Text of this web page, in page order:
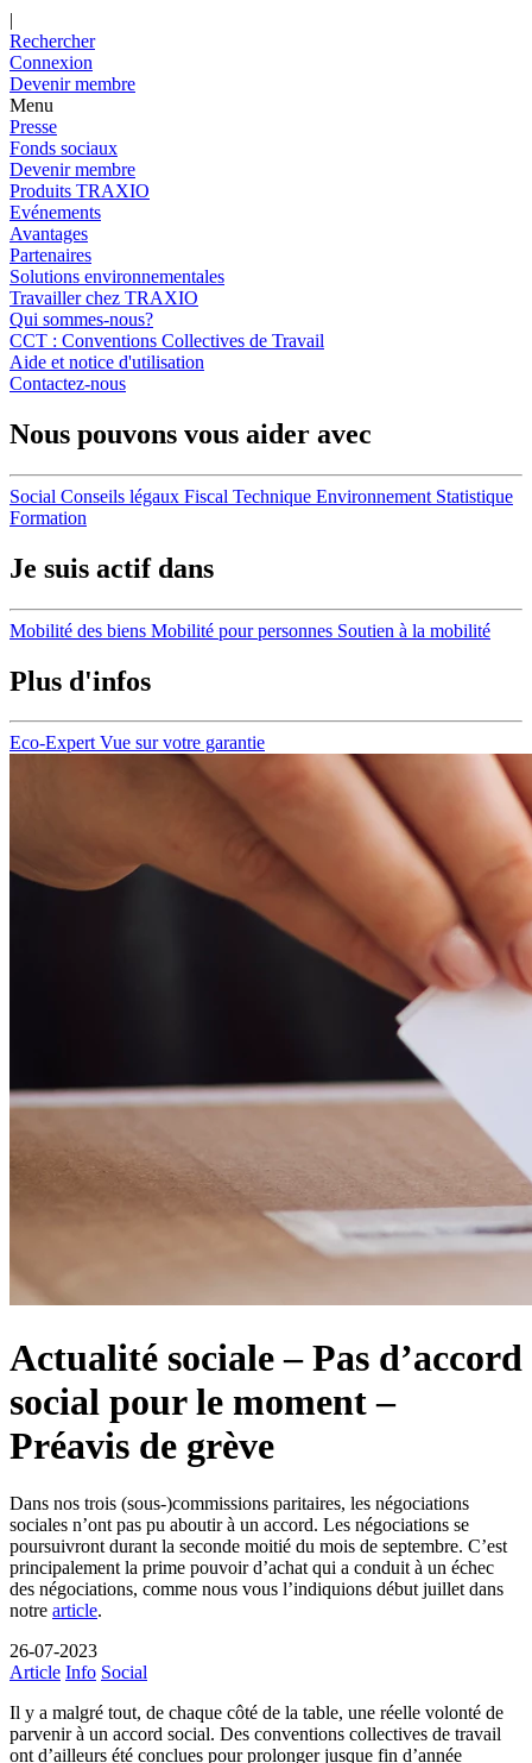
|
Rechercher
Connexion
Devenir membre
Menu
Presse
Fonds sociaux
Devenir membre
Produits TRAXIO
Evénements
Avantages
Partenaires
Solutions environnementales
Travailler chez TRAXIO
Qui sommes-nous?
CCT : Conventions Collectives de Travail
Aide et notice d'utilisation
Contactez-nous
Nous pouvons vous aider avec
Social Conseils légaux Fiscal Technique Environnement Statistique
Formation
Je suis actif dans
Mobilité des biens Mobilité pour personnes Soutien à la mobilité
Plus d'infos
Eco-Expert Vue sur votre garantie
Actualité sociale – Pas d’accord
social pour le moment –
Préavis de grève
Dans nos trois (sous-)commissions paritaires, les négociations
sociales n’ont pas pu aboutir à un accord. Les négociations se
poursuivront durant la seconde moitié du mois de septembre. C’est
principalement la prime pouvoir d’achat qui a conduit à un échec
des négociations, comme nous vous l’indiquions début juillet dans
notre article.
26-07-2023
Article Info Social
Il y a malgré tout, de chaque côté de la table, une réelle volonté de
parvenir à un accord social. Des conventions collectives de travail
ont d’ailleurs été conclues pour prolonger jusque fin d’année